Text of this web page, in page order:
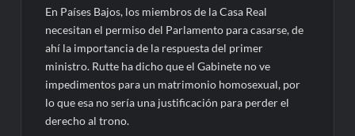
En Países Bajos, los miembros de la Casa Real
necesitan el permiso del Parlamento para casarse, de
ahí la importancia de la respuesta del primer
ministro. Rutte ha dicho que el Gabinete no ve
impedimentos para un matrimonio homosexual, por
lo que esa no sería una justificación para perder el
derecho al trono.